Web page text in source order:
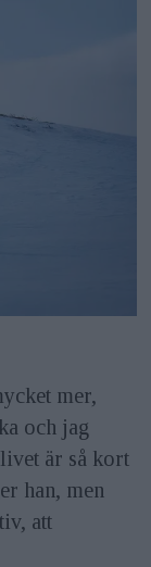
mer,
och jag
är så kort
han, men
att